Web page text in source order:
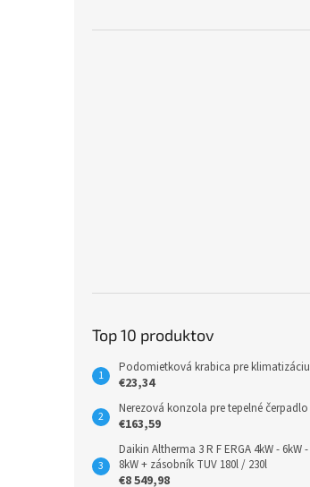
Top 10 produktov
Podomietková krabica pre klimatizáciu
€23,34
Nerezová konzola pre tepelné čerpadlo
€163,59
Daikin Altherma 3 R F ERGA 4kW - 6kW -
8kW + zásobník TUV 180l / 230l
€8 549,98